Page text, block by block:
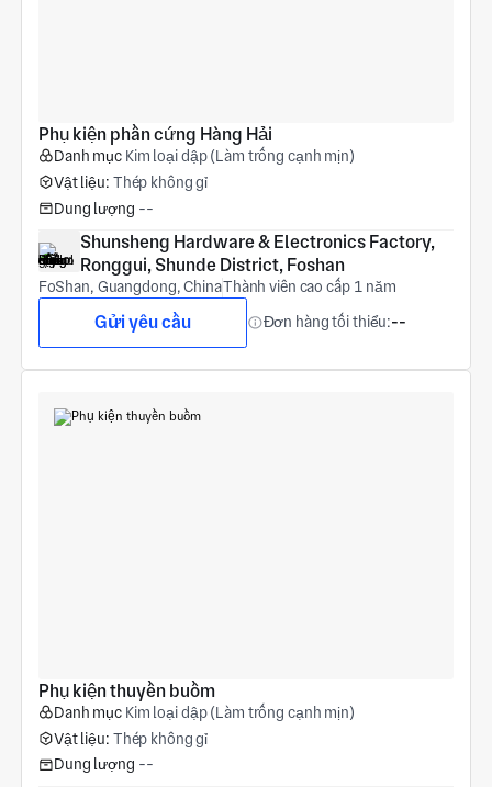
Phụ kiện phần cứng Hàng Hải
Danh mục Kim loại dập (Làm trống cạnh mịn)
Vật liệu: Thép không gỉ
Dung lượng --
Shunsheng Hardware & Electronics Factory,
Ronggui, Shunde District, Foshan
FoShan, Guangdong, ChinaThành viên cao cấp 1 năm
Gửi yêu cầu Đơn hàng tối thiểu:--
Phụ kiện thuyền buồm
Danh mục Kim loại dập (Làm trống cạnh mịn)
Vật liệu: Thép không gỉ
Dung lượng --